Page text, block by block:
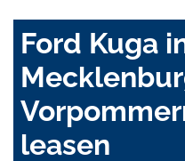
Ford Kuga
leasen